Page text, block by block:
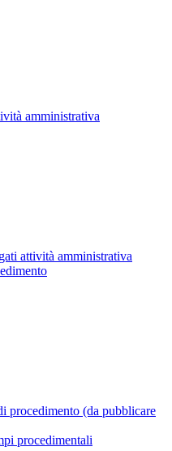
amministrativa
attività amministrativa
procedimento (da pubblicare
procedimentali